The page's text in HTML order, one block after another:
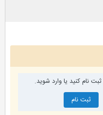
نام کنید یا وارد شوید.
ثبت نام